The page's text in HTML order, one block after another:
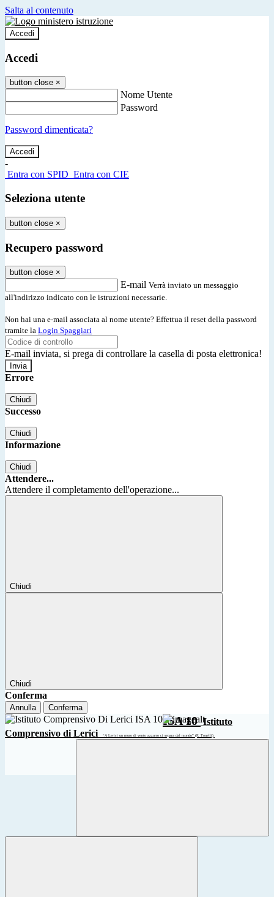
Salta al contenuto
Accedi
Accedi
button close ×
Nome Utente
Password
Password dimenticata?
-
Entra con SPID Entra con CIE
Seleziona utente
button close ×
Recupero password
button close ×
E-mail Verrà inviato un messaggio
all'indirizzo indicato con le istruzioni necessarie.
Non hai una e-mail associata al nome utente? Effettua il reset della password
tramite la Login Spaggiari
E-mail inviata, si prega di controllare la casella di posta elettronica!
Errore
Chiudi
Successo
Chiudi
Informazione
Chiudi
Attendere...
Attendere il completamento dell'operazione...
Chiudi
Chiudi
Conferma
Annulla Conferma
ISA 10 Istituto
Comprensivo di Lerici
“A Lerici un muro di vento azzurro ci separa dal mondo” (F. Tonelli)